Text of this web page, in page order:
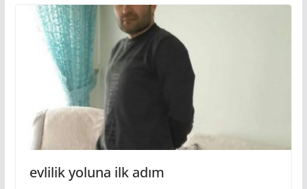
evlilik yoluna ilk adım